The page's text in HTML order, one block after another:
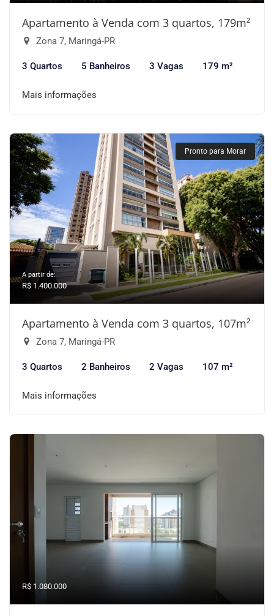
Apartamento à Venda com 3 quartos, 179m²
Zona 7, Maringá-PR
3 Quartos 5 Banheiros 3 Vagas 179 m²
Mais informações
Pronto para Morar
A partir de:
R$ 1.400.000
Apartamento à Venda com 3 quartos, 107m²
Zona 7, Maringá-PR
3 Quartos 2 Banheiros 2 Vagas 107 m²
Mais informações
R$ 1.080.000